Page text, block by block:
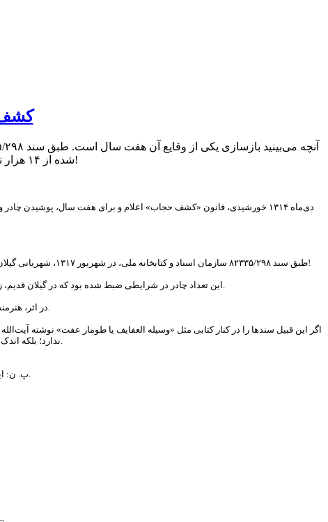
کشف
شده از ۱۴ هزار نفر استعلام کرد. سپس، اداره حقوقی نیز اجازه «سوزانیدن» آن‌ها را صادر می‌کند!
طبق سند ۸۲۳۳۵/۲۹۸ سازمان اسناد و کتابخانه ملی، در شهریور ۱۳۱۷، شهربانی گیلان از اداره حقوقی وزارت عدلیه در خصوص تکلیف چادرهای ضبط شده از ۱۴ هزار نفر استعلام کرد. سپس، اداره حقوقی نیز اجازه «سوزانیدن» آن‌ها را صادر می‌کند!
پ. ن: این تصویر در دومین جشنواره ملی رسانه‌ای بانوان حریم رسالت در گیلان رونمایی شد.